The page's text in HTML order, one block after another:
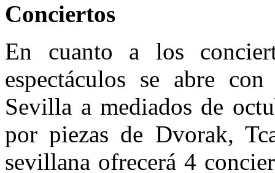
Conciertos
En cuanto a los
espectáculos se abre
Sevilla a mediados de
por piezas de Dvorak,
sevillana ofrecerá 4